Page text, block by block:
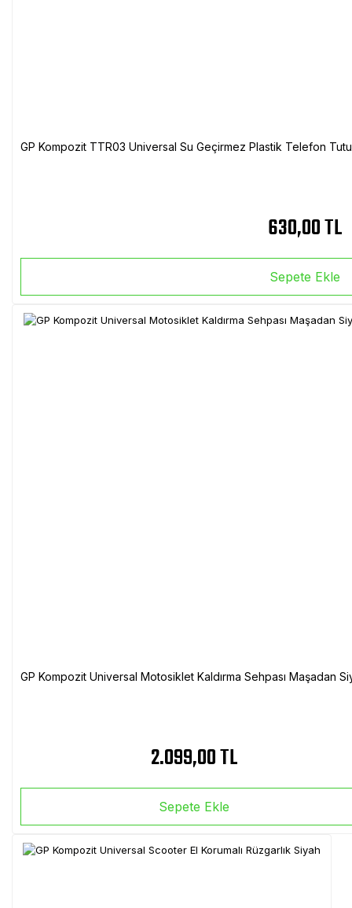
GP Kompozit TTR03 Universal Su Geçirmez Plastik Telefon
630,00 TL
Sepete Ekle
GP Kompozit Universal Motosiklet Kaldırma Sehpası Maşadan
2.099,00 TL
Sepete Ekle